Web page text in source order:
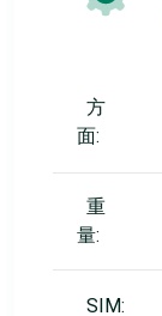
方
面:
重
量:
SIM: